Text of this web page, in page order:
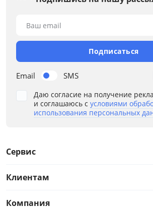
Email SMS
Ваш email
Подписаться
Даю согласие на получение
и соглашаюсь с условиями
использования персональных
Сервис
Клиентам
Компания